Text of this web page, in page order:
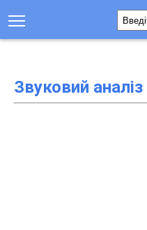
Звуковий аналіз